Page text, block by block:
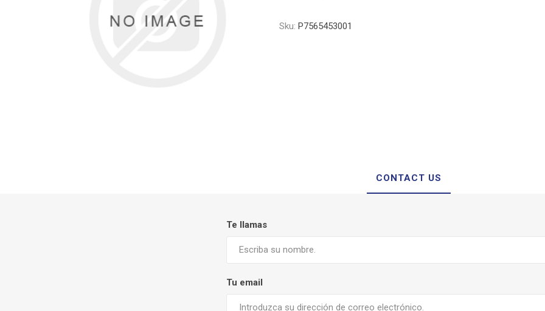
Sku: P7565453001
CONTACT US
Te llamas
Tu email